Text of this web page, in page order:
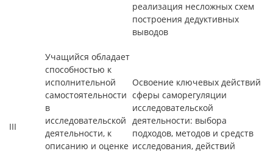
реализация несложных схем
построения дедуктивных
выводов
III
Учащийся обладает
способностью к
исполнительной
самостоятельности
в
исследовательской
деятельности, к
описанию и оценке
Освоение ключевых действий
сферы саморегуляции
исследовательской
деятельности: выбора
подходов, методов и средств
исследования, действий